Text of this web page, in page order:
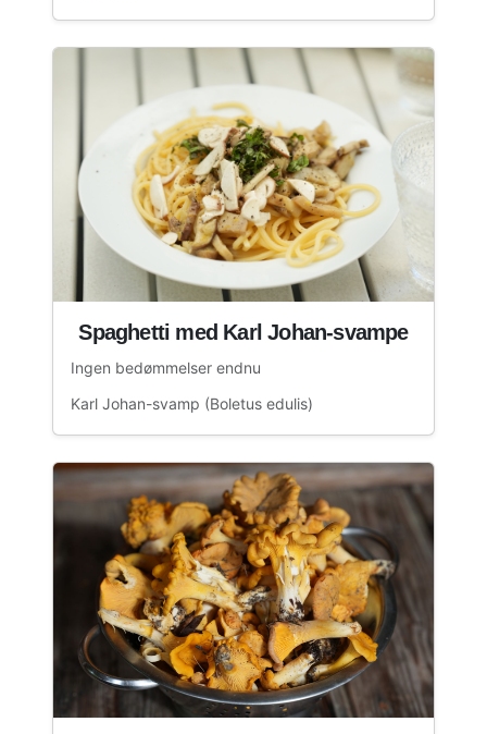
Spaghetti med Karl Johan-svampe
Ingen bedømmelser endnu
Karl Johan-svamp (Boletus edulis)